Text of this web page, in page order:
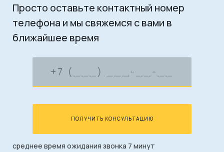
Просто оставьте контактный номер
телефона и мы свяжемся с вами в
ближайшее время
ПОЛУЧИТЬ КОНСУЛЬТАЦИЮ
среднее время ожидания звонка 7 минут